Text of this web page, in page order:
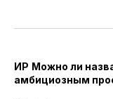
ИР Можно ли
амбициозным